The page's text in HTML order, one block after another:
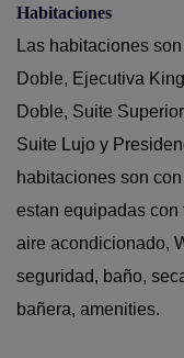
Habitaciones
Las habitaciones
Doble, Ejecutiva
Doble, Suite
Suite Lujo y
habitaciones son
estan equipadas con
aire acondicionado,
seguridad, baño,
bañera, amenities.